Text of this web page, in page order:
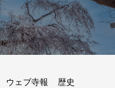
ウェブ寺報 歴史